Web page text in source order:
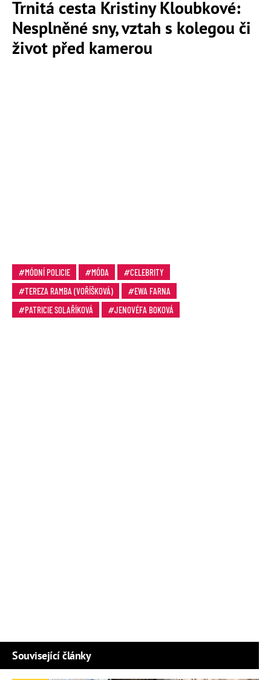
Trnitá cesta Kristiny Kloubkové:
Nesplněné sny, vztah s kolegou či
život před kamerou
MÓDNÍ POLICIE MÓDA
CELEBRITY
TEREZA RAMBA (VOŘÍŠKOVÁ)
EWA FARNA
PATRICIE SOLAŘÍKOVÁ
JENOVÉFA BOKOVÁ
Související články